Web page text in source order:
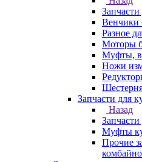
Венчики
Разное
Моторы
Муфты,
Ножи
Запчасти для
Назад
Муфты
Прочие